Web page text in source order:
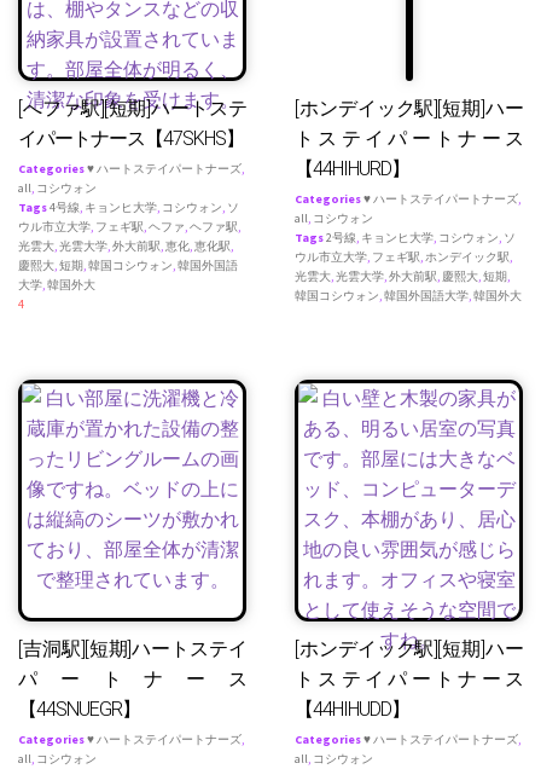
[へファ駅][短期]ハートステ
イパートナース【47SKHS】
Categories♥ ハートステイパートナーズ,
all, コシウォン
Tags4号線, キョンヒ大学, コシウォン, ソ
ウル市立大学, フェギ駅,ヘファ,ヘファ駅,
光雲大,光雲大学,外大前駅,恵化,恵化駅,
慶熙大,短期,韓国コシウォン,韓国外国語
大学,韓国外大
4
[ホンデイック駅][短期]ハー
トステイパートナース
【44HIHURD】
Categories♥ ハートステイパートナーズ,
all, コシウォン
Tags2号線, キョンヒ大学, コシウォン, ソ
ウル市立大学, フェギ駅,ホンデイック駅,
光雲大,光雲大学,外大前駅, 慶熙大,短期,
韓国コシウォン,韓国外国語大学,韓国外大
[吉洞駅][短期]ハートステイ
パートナース
【44SNUEGR】
Categories♥ ハートステイパートナーズ,
all, コシウォン
[ホンデイック駅][短期]ハー
トステイパートナース
【44HIHUDD】
Categories♥ ハートステイパートナーズ,
all, コシウォン